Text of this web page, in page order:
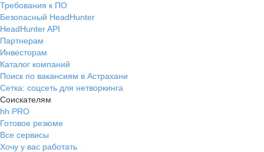
Требования к ПО
Безопасный HeadHunter
HeadHunter API
Партнерам
Инвесторам
Каталог компаний
Поиск по вакансиям в Астрахани
Сетка: соцсеть для нетворкинга
Соискателям
hh PRO
Готовое резюме
Все сервисы
Хочу у вас работать